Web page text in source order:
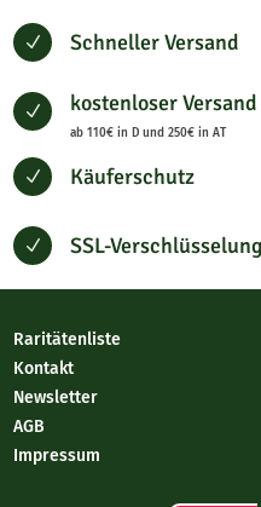
N Schneller Versand
N kostenloser Versand
ab 110€ in D und 250€ in AT
N Käuferschutz
N SSL-Verschlüsselung
Raritätenliste
Kontakt
Newsletter
AGB
Impressum